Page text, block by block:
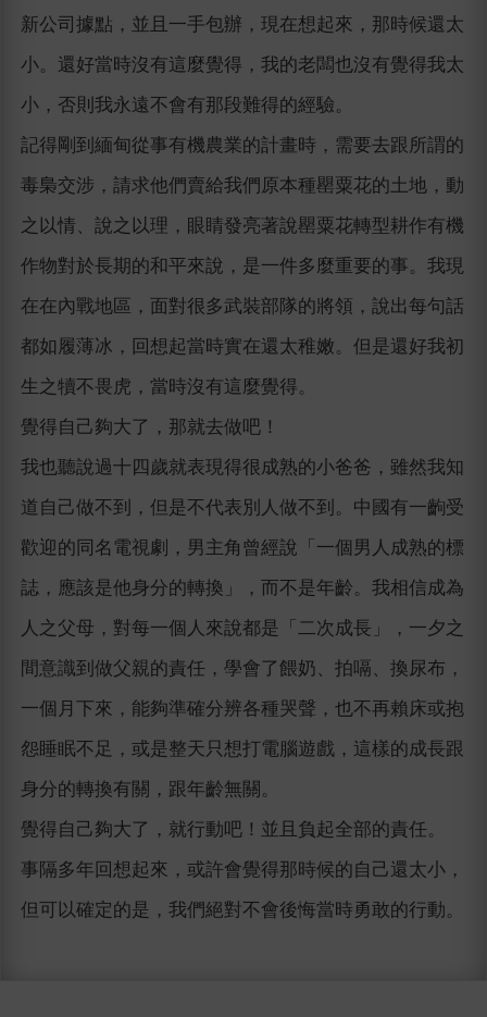
新公司據點，並且一手包辦，現在想起來，那時候還太
小。還好當時沒有這麼覺得，我的老闆也沒有覺得我太
小，否則我永遠不會有那段難得的經驗。
記得剛到緬甸從事有機農業的計畫時，需要去跟所謂的
毒梟交涉，請求他們賣給我們原本種罌粟花的土地，動
之以情、說之以理，眼睛發亮著說罌粟花轉型耕作有機
作物對於長期的和平來說，是一件多麼重要的事。我現
在在內戰地區，面對很多武裝部隊的將領，說出每句話
都如履薄冰，回想起當時實在還太稚嫩。但是還好我初
生之犢不畏虎，當時沒有這麼覺得。
覺得自己夠大了，那就去做吧！
我也聽說過十四歲就表現得很成熟的小爸爸，雖然我知
道自己做不到，但是不代表別人做不到。中國有一齣受
歡迎的同名電視劇，男主角曾經說「一個男人成熟的標
誌，應該是他身分的轉換」，而不是年齡。我相信成為
人之父母，對每一個人來說都是「二次成長」，一夕之
間意識到做父親的責任，學會了餵奶、拍嗝、換尿布，
一個月下來，能夠準確分辨各種哭聲，也不再賴床或抱
怨睡眠不足，或是整天只想打電腦遊戲，這樣的成長跟
身分的轉換有關，跟年齡無關。
覺得自己夠大了，就行動吧！並且負起全部的責任。
事隔多年回想起來，或許會覺得那時候的自己還太小，
但可以確定的是，我們絕對不會後悔當時勇敢的行動。